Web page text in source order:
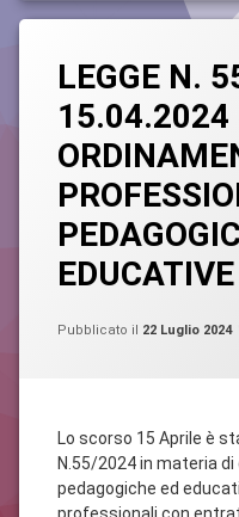
LEGGE N.
15.04.2024
EDUCATIVE
Pubblicato il 22 Luglio 2024
Lo scorso 15 Aprile è
N.55/2024 in materia
pedagogiche ed
Legge
Professioni
Sicurezza
un
commento
su
LEGGE
N.
55
DEL
–
ORDINAMENTO
PROFESSIONI
ED